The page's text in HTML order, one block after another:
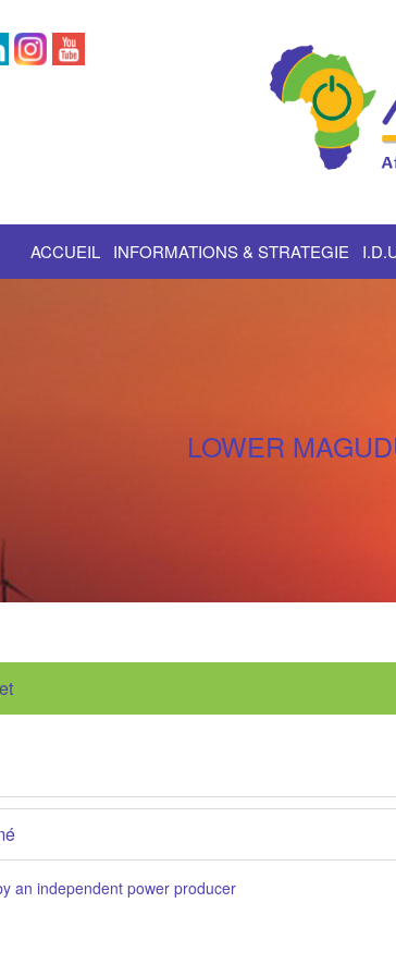
ACCUEIL INFORMATIONS & STRATEGIE
LOWER
an independent power producer